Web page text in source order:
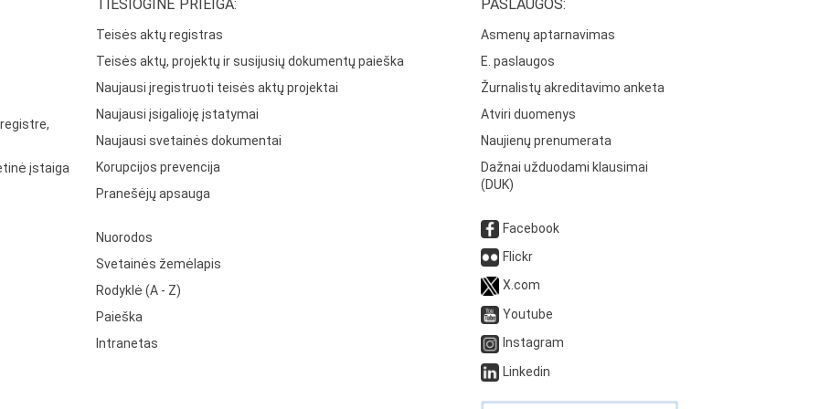
įstaiga
TIESIOGINĖ PRIEIGA:
Teisės aktų registras
Teisės aktų, projektų ir susijusių dokumentų paieška
Naujausi įregistruoti teisės aktų projektai
Naujausi įsigalioję įstatymai
Naujausi svetainės dokumentai
Korupcijos prevencija
Pranešėjų apsauga
Nuorodos
Svetainės žemėlapis
Rodyklė (A - Z)
Paieška
Intranetas
PASLAUGOS:
Asmenų aptarnavimas
E. paslaugos
Žurnalistų akreditavimo anketa
Atviri duomenys
Naujienų prenumerata
Dažnai užduodami klausimai
(DUK)
Facebook
Flickr
X.com
Youtube
Instagram
Linkedin